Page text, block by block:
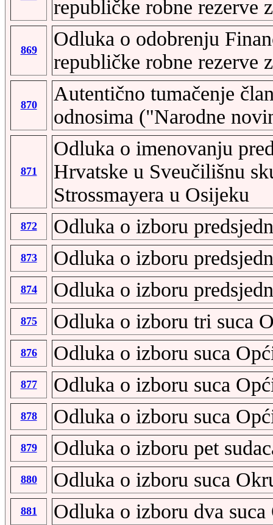
republičke robne rezerve
869
Odluka o odobrenju
republičke robne rezerve
870
Autentično tumačenje
odnosima ("Narodne
871
Odluka o imenovanju
Hrvatske u Sveučilišnu
Strossmayera u Osijeku
872 Odluka o izboru
873 Odluka o izboru
874 Odluka o izboru
875 Odluka o izboru tri suca
876 Odluka o izboru suca
877 Odluka o izboru suca
878 Odluka o izboru suca
879 Odluka o izboru pet
880 Odluka o izboru suca
881 Odluka o izboru dva